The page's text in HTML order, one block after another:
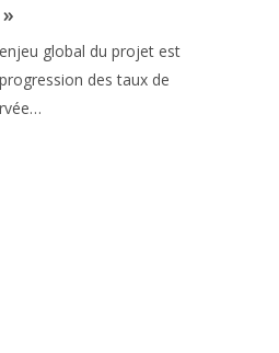
global du projet est
des taux de